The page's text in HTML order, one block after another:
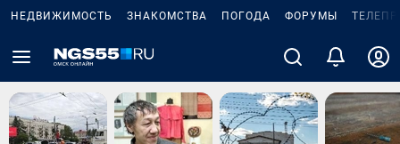
НЕДВИЖИМОСТЬ ЗНАКОМСТВА ПОГОДА ФОРУМЫ